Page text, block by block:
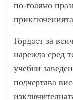
по-голямо
Гордост за
нарежда сред
учебни
подчертава